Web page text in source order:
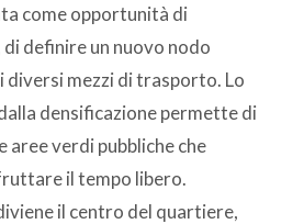
come opportunità di
definire un nuovo nodo
diversi mezzi di trasporto. Lo
densificazione permette di
aree verdi pubbliche che
il tempo libero.
il centro del quartiere,